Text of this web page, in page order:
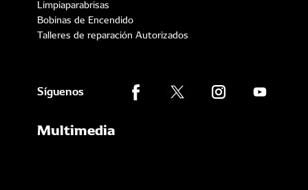
Limpiaparabrisas
Bobinas de Encendido
Talleres de reparación Autorizados
Síguenos
Multimedia